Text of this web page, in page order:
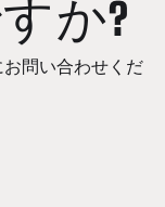
か?
問い合わせくだ